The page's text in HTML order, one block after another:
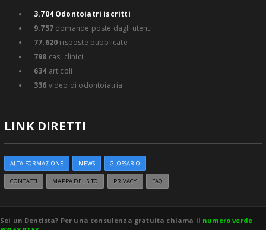
3.704Odontoiatri iscritti
9.757domande poste dagli utenti
77.620 risposte pubblicate
798 casi clinici
634 articoli
336 video di odontoiatria
LINK DIRETTI
ALTA FORMAZIONE NEWS GLOSSARIO
CONTATTI MAPPA DEL SITO PRIVACY FAQ
Sei un Dentista? Per una consulenza gratuita chiama il numero verde